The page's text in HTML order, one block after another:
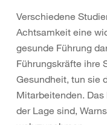
Verschiedene
Achtsamkeit eine
gesunde Führung
Führungskräfte ihre
Gesundheit, tun sie
Mitarbeitenden.
der Lage sind,